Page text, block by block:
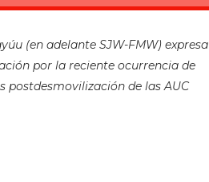
(en adelante SJW-FMW) expresa
por la reciente ocurrencia de
de las AUC